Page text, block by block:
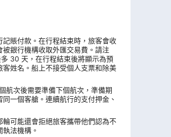
賬付款。在行程結束時，旅客會收
銀行機構收取外匯交易費。請注
30 天，在行程結束後將顯示為預
姓名。船上不接受個人支票和除美
航次後需要準備下個航次，準備期
一個客艙。連續航行的支付押金、
可能還會拒絕旅客攜帶他們認為不
法機構。